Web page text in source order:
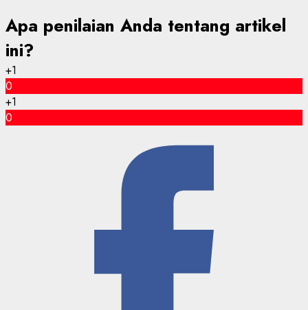
Apa penilaian Anda tentang artikel
ini?
+1
0
+1
0